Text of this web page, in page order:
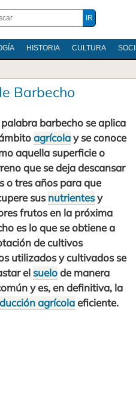
HISTORIA CULTURA
Barbecho
palabra barbecho se aplica
agrícolay se conoce
aquella superficie o
que se deja descansar
o tres años para que
susnutrientesy
frutos en la próxima
es lo que se obtiene a
de cultivos
utilizados y cultivados se
el suelode manera
y es, en definitiva, la
agrícolaeficiente.